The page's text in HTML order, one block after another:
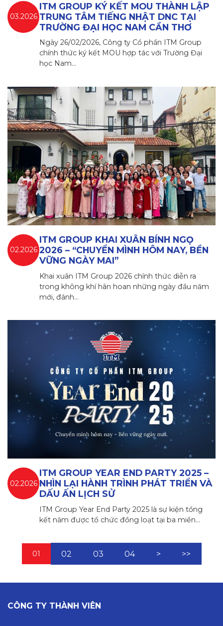
03.2026
ITM GROUP KÝ KẾT MOU THÀNH LẬP
TRUNG TÂM TIẾNG NHẬT DNC TẠI
TRƯỜNG ĐẠI HỌC NAM CẦN THƠ
Ngày 26/02/2026, Công ty Cổ phần ITM Group
chính thức ký kết MOU hợp tác với Trường Đại
học Nam…
02.2026
ITM GROUP KHAI XUÂN BÍNH NGỌ
2026 – “CHUYỂN MÌNH HÔM NAY, BỀN
VỮNG NGÀY MAI”
Khai xuân ITM Group 2026 chính thức diễn ra
trong không khí hân hoan những ngày đầu năm
mới, đánh…
02.2026
ITM GROUP YEAR END PARTY 2025 –
NHÌN LẠI HÀNH TRÌNH PHÁT TRIỂN VÀ
DẤU ẤN LỊCH SỬ
ITM Group Year End Party 2025 là sự kiện tổng
kết năm được tổ chức đồng loạt tại ba miền…
01 02 03 04 > >>
CÔNG TY THÀNH VIÊN